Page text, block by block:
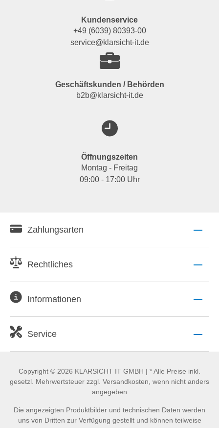
Kundenservice
+49 (6039) 80393-00
service@klarsicht-it.de
Geschäftskunden / Behörden
b2b@klarsicht-it.de
Öffnungszeiten
Montag - Freitag
09:00 - 17:00 Uhr
Zahlungsarten
Rechtliches
Informationen
Service
Copyright © 2026 KLARSICHT IT GMBH | * Alle Preise inkl.
gesetzl. Mehrwertsteuer zzgl. Versandkosten, wenn nicht anders
angegeben
Die angezeigten Produktbilder und technischen Daten werden
uns von Dritten zur Verfügung gestellt und können teilweise